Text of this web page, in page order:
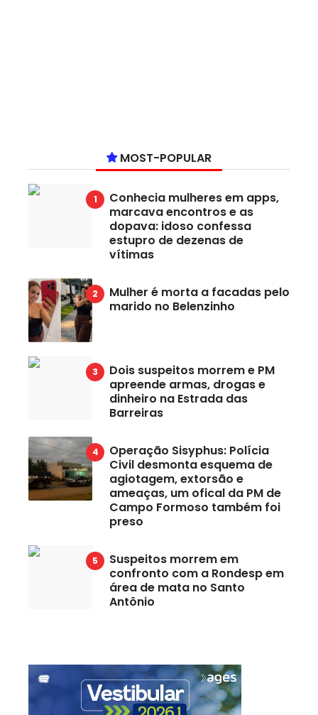
MOST-POPULAR
Conhecia mulheres em apps,
marcava encontros e as
dopava: idoso confessa
estupro de dezenas de
vítimas
Mulher é morta a facadas pelo
marido no Belenzinho
Dois suspeitos morrem e PM
apreende armas, drogas e
dinheiro na Estrada das
Barreiras
Operação Sisyphus: Polícia
Civil desmonta esquema de
agiotagem, extorsão e
ameaças, um ofical da PM de
Campo Formoso também foi
preso
Suspeitos morrem em
confronto com a Rondesp em
área de mata no Santo
Antônio